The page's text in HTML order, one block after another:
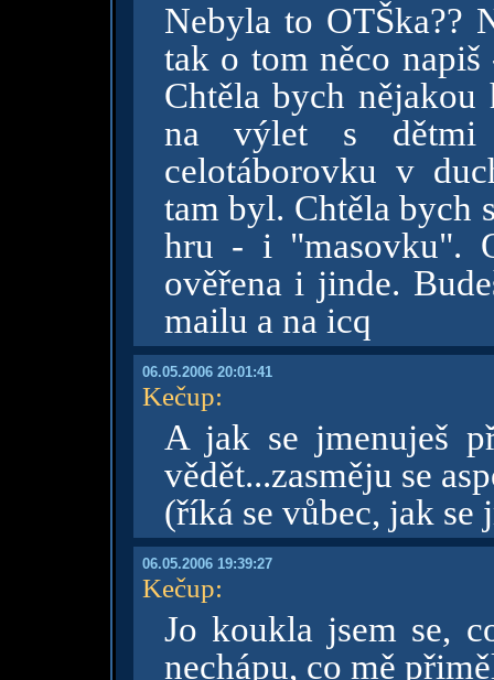
Nebyla to OTŠka??
tak o tom něco
Chtěla bych
na výlet s
celotáborovku v
tam byl. Chtěla bych
hru - i "masovku".
ověřena i jinde.
mailu a na icq
06.05.2006 20:01:41
Kečup:
A jak se jmenuješ
vědět...zasměju se
(říká se vůbec, jak se
06.05.2006 19:39:27
Kečup:
Jo koukla jsem se,
nechápu, co mě